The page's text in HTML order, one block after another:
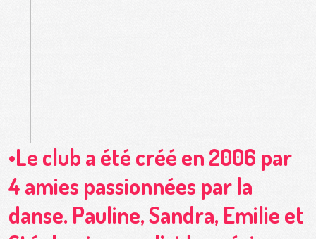
•Le club a été créé en 2006 par
4 amies passionnées par la
danse. Pauline, Sandra, Emilie et